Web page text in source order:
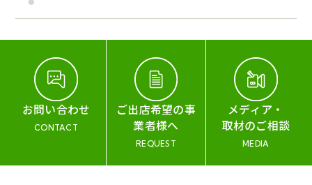
お問い合わせ
CONTACT
ご出店希望の事
業者様へ
REQUEST
メディア・
取材のご相談
MEDIA